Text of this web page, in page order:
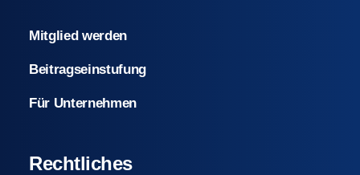
Mitglied werden
Beitragseinstufung
Für Unternehmen
Rechtliches